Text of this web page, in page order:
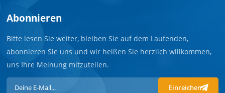
Abonnieren
Bitte lesen Sie weiter, bleiben Sie auf dem Laufenden,
abonnieren Sie uns und wir heißen Sie herzlich willkommen,
uns Ihre Meinung mitzuteilen.
Einreichen